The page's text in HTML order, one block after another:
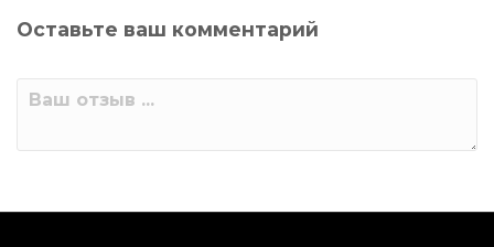
Оставьте ваш комментарий